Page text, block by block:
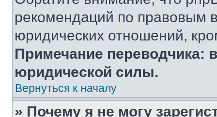
рекомендаций по правовым
юридических отношений,
Примечание переводчика:
юридической силы.
Вернуться к началу
» Почему я не могу